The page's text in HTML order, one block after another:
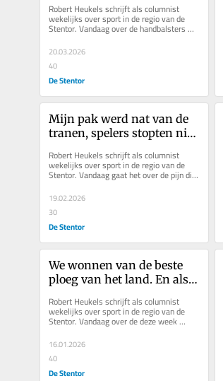
goede reden
Robert Heukels schrijft als columnist
wekelijks over sport in de regio van de
Stentor. Vandaag over de handbalsters
van Kwiek, die binnenkort in de...
20.03.2026
40
De Stentor
Mijn pak werd nat van de
tranen, spelers stopten niet
doet degraderen
Robert Heukels schrijft als columnist
wekelijks over sport in de regio van de
Stentor. Vandaag gaat het over de pijn die
je voelt als je degradeert....
19.02.2026
30
De Stentor
We wonnen van de beste
ploeg van het land. En als
Körver de beste van het
veld
Robert Heukels schrijft als columnist
wekelijks over sport in de regio van de
Stentor. Vandaag over de deze week
overleden Jo Körver. Als hij de bal...
16.01.2026
40
De Stentor